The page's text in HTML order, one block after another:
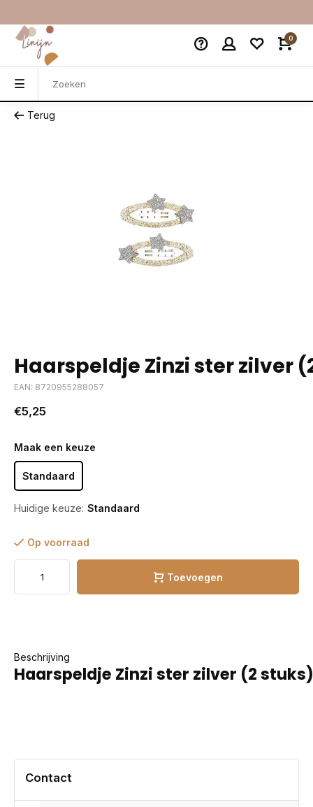
0
Terug
Haarspeldje Zinzi ster zilver
EAN: 8720955288057
€5,25
Maak een keuze
Standaard
Huidige keuze: Standaard
Op voorraad
Toevoegen
Beschrijving
Haarspeldje Zinzi ster zilver (2 stuks)
Contact